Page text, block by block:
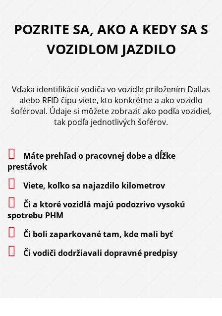
POZRITE SA, AKO A KEDY SA S
VOZIDLOM JAZDILO
Vďaka identifikácií vodiča vo vozidle priložením Dallas
alebo RFID čipu viete, kto konkrétne a ako vozidlo
šoféroval. Údaje si môžete zobraziť ako podľa vozidiel,
tak podľa jednotlivých šoférov.
Máte prehľad o pracovnej dobe a dĺžke
prestávok
Viete, koľko sa najazdilo kilometrov
Či a ktoré vozidlá majú podozrivo vysokú
spotrebu PHM
Či boli zaparkované tam, kde mali byť
Či vodiči dodržiavali dopravné predpisy